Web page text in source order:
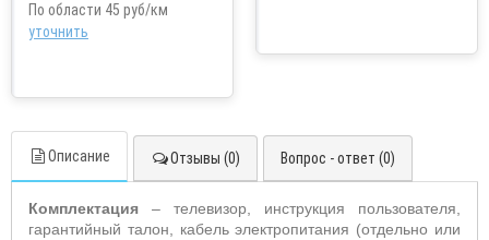
По области 45 руб/км
уточнить
Описание Отзывы (0) Вопрос - ответ (0)
Комплектация – телевизор, инструкция пользователя,
гарантийный талон, кабель электропитания (отдельно или